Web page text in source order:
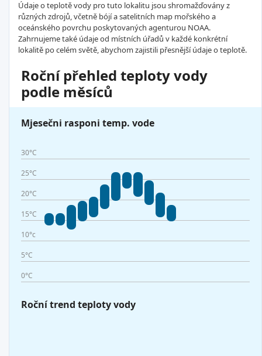
Údaje o teplotě vody pro tuto lokalitu jsou shromažďovány z
různých zdrojů, včetně bójí a satelitních map mořského a
oceánského povrchu poskytovaných agenturou NOAA.
Zahrnujeme také údaje od místních úřadů v každé konkrétní
lokalitě po celém světě, abychom zajistili přesnější údaje o teplotě.
Roční přehled teploty vody
podle měsíců
Mjesečni rasponi temp. vode
30°C
25°C
20°C
15°C
10°c
5°C
0°C
Roční trend teploty vody